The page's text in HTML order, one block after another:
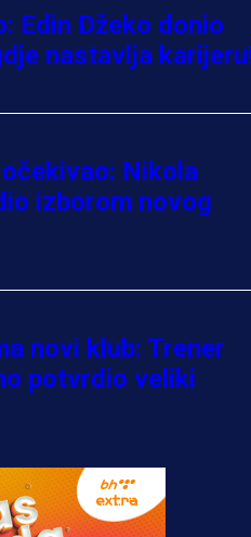
Edin Džeko donio
nastavlja
Nikola
izborom novog
novi klub: Trener
potvrdio veliki
od predsjednika